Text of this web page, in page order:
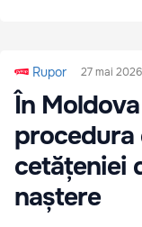
Rupor 27 mai
În
procedura
cetățeniei
naștere